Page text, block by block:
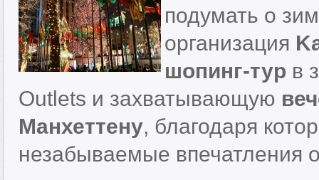
подумать о
организация
шопинг-тур в
Outlets и захватывающую
Манхеттену, благодаря
незабываемые впечатления